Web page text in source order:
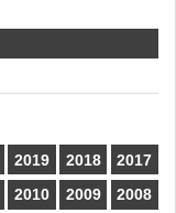
2019 2018
2017
2010 2009
2008